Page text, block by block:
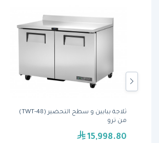
ثلاجة ببابين و سطح التحضير (TWT-48)
من ترو
15,998.80